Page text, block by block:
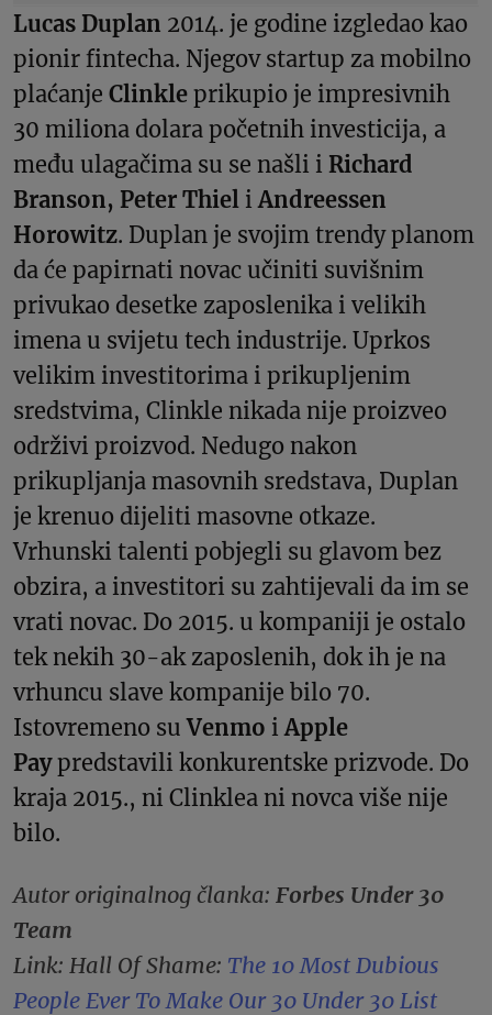
Lucas Duplan 2014. je godine izgledao kao
pionir fintecha. Njegov startup za mobilno
plaćanje Clinkle prikupio je impresivnih
30 miliona dolara početnih investicija, a
među ulagačima su se našli i Richard
Branson, Peter Thiel i Andreessen
Horowitz. Duplan je svojim trendy planom
da će papirnati novac učiniti suvišnim
privukao desetke zaposlenika i velikih
imena u svijetu tech industrije. Uprkos
velikim investitorima i prikupljenim
sredstvima, Clinkle nikada nije proizveo
održivi proizvod. Nedugo nakon
prikupljanja masovnih sredstava, Duplan
je krenuo dijeliti masovne otkaze.
Vrhunski talenti pobjegli su glavom bez
obzira, a investitori su zahtijevali da im se
vrati novac. Do 2015. u kompaniji je ostalo
tek nekih 30-ak zaposlenih, dok ih je na
vrhuncu slave kompanije bilo 70.
Istovremeno suVenmo i Apple
Paypredstavili konkurentske prizvode. Do
kraja 2015., ni Clinklea ni novca više nije
bilo.
Autor originalnog članka: Forbes Under 30
Team
Link: Hall Of Shame: The 10 Most Dubious
People Ever To Make Our 30 Under 30 List